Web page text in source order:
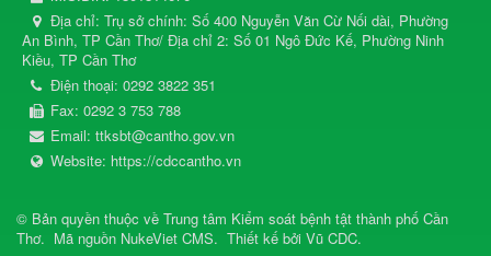
Địa chỉ: Trụ sở chính: Số 400 Nguyễn Văn Cừ Nối dài, Phường
An Bình, TP Cần Thơ/ Địa chỉ 2: Số 01 Ngô Đức Kế, Phường Ninh
Kiều, TP Cần Thơ
Điện thoại: 0292 3822 351
Fax: 0292 3 753 788
Email: ttksbt@cantho.gov.vn
Website: https://cdccantho.vn
© Bản quyền thuộc về Trung tâm Kiểm soát bệnh tật thành phố Cần
Thơ. Mã nguồn NukeViet CMS. Thiết kế bởi Vũ CDC.